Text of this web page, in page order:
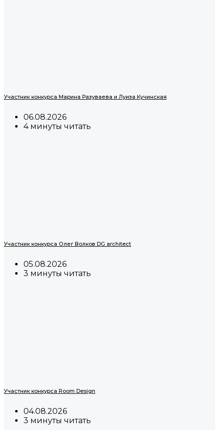
Участник конкурса Марина Разуваева и Луиза Кучинская
06.08.2026
4 минуты читать
Участник конкурса Олег Волков DG architect
05.08.2026
3 минуты читать
Участник конкурса Room Design
04.08.2026
3 минуты читать